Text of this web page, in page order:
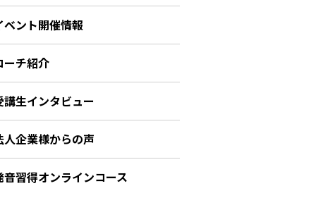
ベント開催情報
ーチ紹介
講生インタビュー
人企業様からの声
音習得オンラインコース